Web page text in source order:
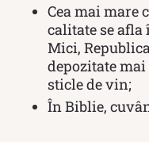
Cea mai mare
calitate se
Mici,
depozitate
sticle de vin;
În Biblie,